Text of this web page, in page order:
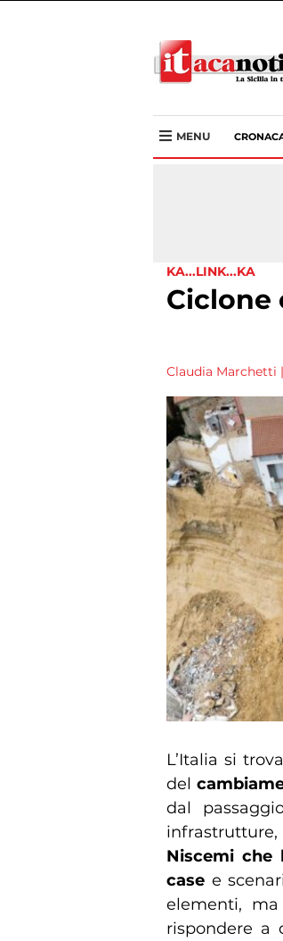
MENU
KA...LINK...KA
Ciclone
Claudia Marchetti |
L’Italia si
del
dal
Niscemi che
case e
elementi,
rispondere a